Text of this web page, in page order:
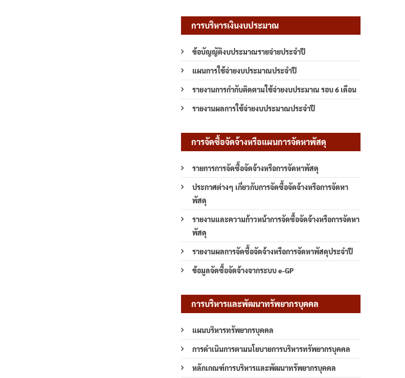
การบริหารเงินงบประมาณ
ข้อบัญญัติงบประมาณรายจ่ายประจำปี
แผนการใช้จ่ายงบประมาณประจำปี
รายงานการกำกับติดตามใช้จ่ายงบประมาณ รอบ 6 เดือน
รายงานผลการใช้จ่ายงบประมาณประจำปี
การจัดซื้อจัดจ้างหรือแผนการจัดหาพัสดุ
รายการการจัดซื้อจัดจ้างหรือการจัดหาพัสดุ
ประกาศต่างๆ เกี่ยวกับการจัดซื้อจัดจ้างหรือการจัดหา
พัสดุ
รายงานและความก้าวหน้าการจัดซื้อจัดจ้างหรือการจัดหา
พัสดุ
รายงานผลการจัดซื้อจัดจ้างหรือการจัดหาพัสดุประจำปี
ข้อมูลจัดซื้อจัดจ้างจากระบบ e-GP
การบริหารและพัฒนาทรัพยากรบุคคล
แผนบริหารทรัพยากรบุคคล
การดำเนินการตามนโยบายการบริหารทรัพยากรบุคคล
หลักเกณฑ์การบริหารและพัฒนาทรัพยากรบุคคล